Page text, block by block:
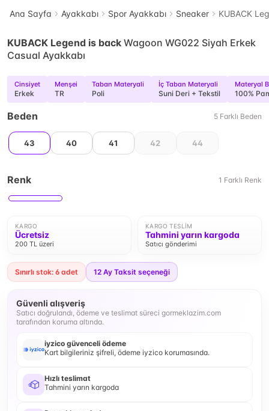
Ana Sayfa Ayakkabı Spor Ayakkabı Sneaker KUBACK
KUBACK Legend is back Wagoon WG022 Siyah Erkek
Casual Ayakkabı
Cinsiyet
Erkek
Menşei
TR
Taban Materyali
Poli
İç Taban Materyali
Suni Deri + Tekstil
Materyal
100%
Beden 5 Farklı Beden
43 40 41 42 44
Renk 1 Farklı Renk
KARGO
Ücretsiz
200 TL üzeri
KARGO TESLIM
Tahmini yarın kargoda
Satıcı gönderimi
Sınırlı stok: 6 adet 12 Ay Taksit seçeneği
Güvenli alışveriş
Satıcı doğrulandı, ödeme ve teslimat süreci gormeklazim.com
tarafından koruma altında.
iyzico güvenceli ödeme
Kart bilgileriniz şifreli, ödeme iyzico korumasında.
Hızlı teslimat
Tahmini yarın kargoda